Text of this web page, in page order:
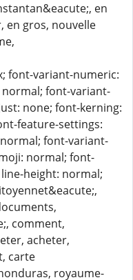
en
en gros, nouvelle
font-variant-numeric:
font-variant-
none; font-kerning:
feature-settings:
font-variant-
normal; font-
height: normal;
comment,
acheter,
carte
royaume-